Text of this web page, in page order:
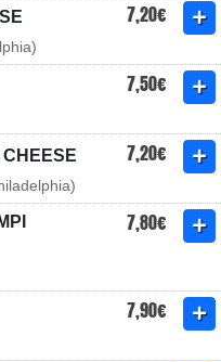
7,20€
7,50€
7,20€
7,80€
7,90€